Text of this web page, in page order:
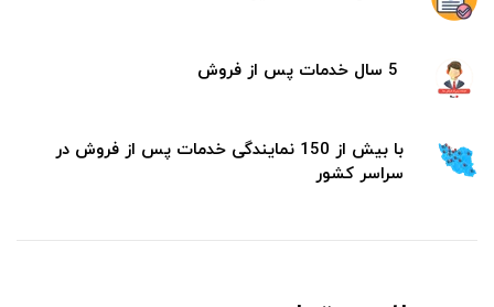
5 سال خدمات پس از فروش
با بیش از 150 نمایندگی خدمات پس از فروش در
سراسر کشور